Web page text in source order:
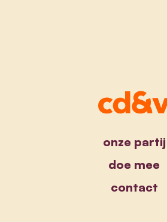
onze partij
doe mee
contact